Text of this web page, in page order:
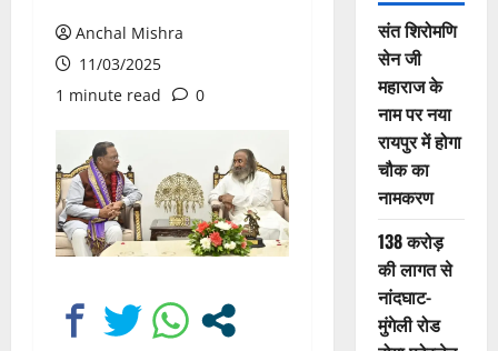
Anchal Mishra
11/03/2025
1 minute read
0
संत शिरोमणि
सेन जी
महाराज के
नाम पर नया
रायपुर में होगा
चौक का
नामकरण
138 करोड़
की लागत से
नांदघाट-
मुंगेली रोड